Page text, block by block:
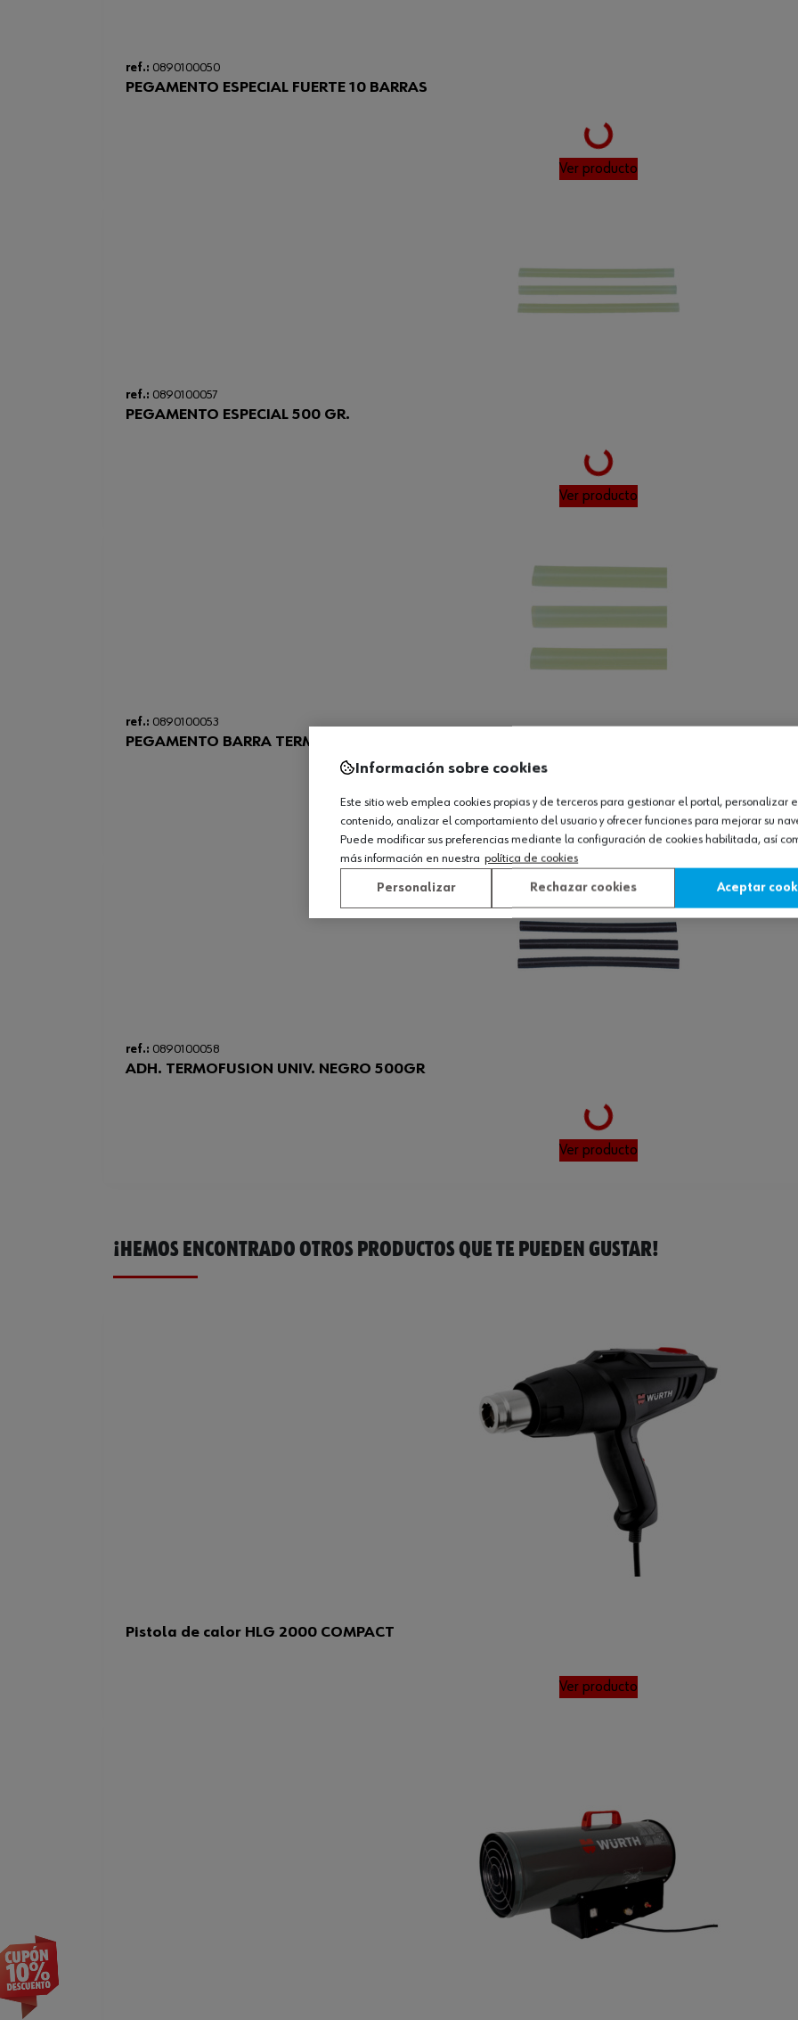
ref.: 0890100050
PEGAMENTO ESPECIAL FUERTE 10 BARRAS
Loading...
Ver producto
ref.: 0890100057
PEGAMENTO ESPECIAL 500 GR.
Loading...
Ver producto
ref.: 0890100053
PEGAMENTO BARRA TERMOFUSION 1K.180MM
Loading...
Ver producto
ref.: 0890100058
ADH. TERMOFUSION UNIV. NEGRO 500GR
Loading...
Ver producto
¡HEMOS ENCONTRADO OTROS PRODUCTOS QUE TE PUEDEN GUSTAR!
Pistola de calor HLG 2000 COMPACT
Ver producto
Información sobre cookies
Este sitio web emplea cookies propias y de terceros para gestionar el portal, personalizar
contenido, analizar el comportamiento del usuario y ofrecer funciones para mejorar su
Puede modificar sus preferencias mediante la configuración de cookies habilitada, así
más información en nuestra política de cookies
Personalizar Rechazar cookies Aceptar